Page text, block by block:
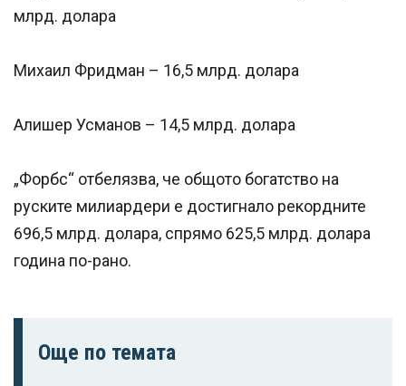
млрд. долара
Михаил Фридман – 16,5 млрд. долара
Алишер Усманов – 14,5 млрд. долара
„Форбс“ отбелязва, че общото богатство на
руските милиардери е достигнало рекордните
696,5 млрд. долара, спрямо 625,5 млрд. долара
година по-рано.
Още по темата